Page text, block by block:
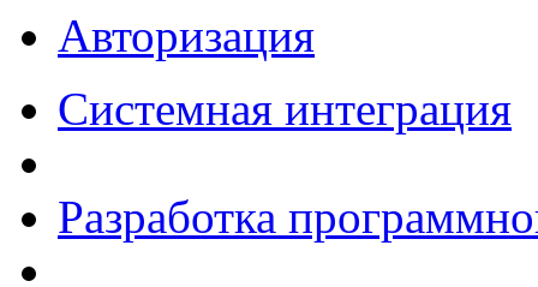
Авторизация
Системная интеграция
Разработка